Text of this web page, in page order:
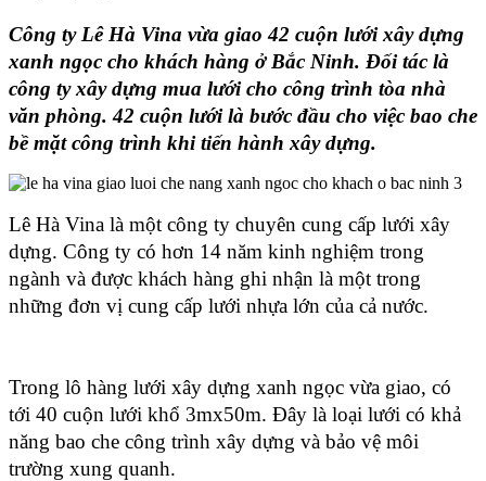
Công ty Lê Hà Vina vừa giao 42 cuộn lưới xây dựng
xanh ngọc cho khách hàng ở Bắc Ninh. Đối tác là
công ty xây dựng mua lưới cho công trình tòa nhà
văn phòng. 42 cuộn lưới là bước đầu cho việc bao che
bề mặt công trình khi tiến hành xây dựng.
Lê Hà Vina là một công ty chuyên cung cấp lưới xây
dựng. Công ty có hơn 14 năm kinh nghiệm trong
ngành và được khách hàng ghi nhận là một trong
những đơn vị cung cấp lưới nhựa lớn của cả nước.
Trong lô hàng lưới xây dựng xanh ngọc vừa giao, có
tới 40 cuộn lưới khổ 3mx50m. Đây là loại lưới có khả
năng bao che công trình xây dựng và bảo vệ môi
trường xung quanh.